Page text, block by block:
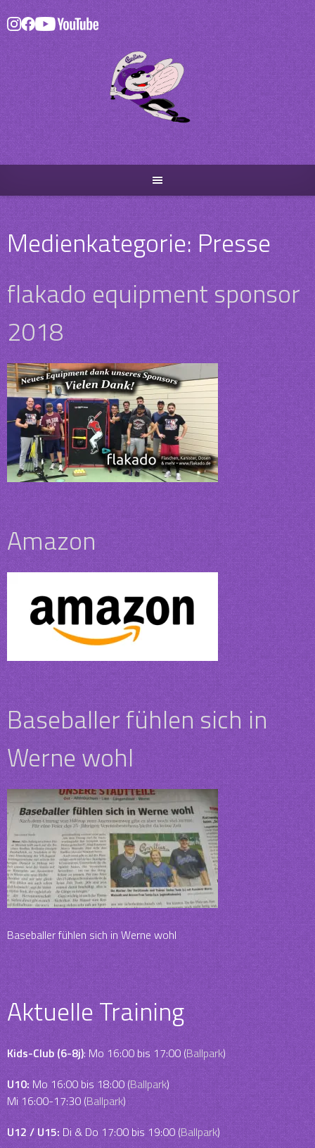
Skip
to
content
Medienkategorie: Presse
flakado equipment sponsor
2018
Amazon
Baseballer fühlen sich in
Werne wohl
Baseballer fühlen sich in Werne wohl
Aktuelle Training
Kids-Club (6-8j): Mo 16:00 bis 17:00 (Ballpark)
U10: Mo 16:00 bis 18:00 (Ballpark)
Mi 16:00-17:30 (Ballpark)
U12 / U15: Di & Do 17:00 bis 19:00 (Ballpark)